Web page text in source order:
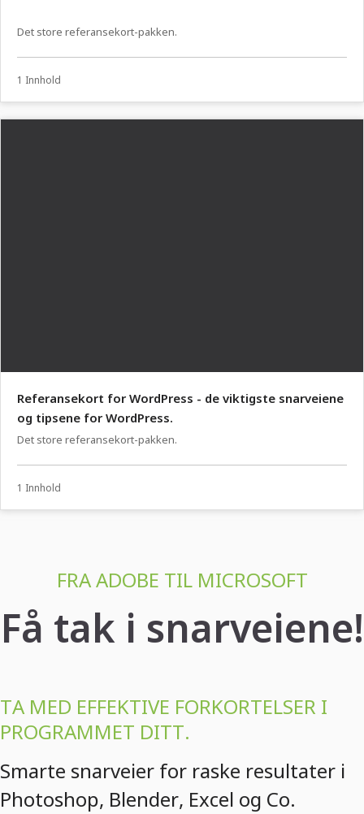
Det store referansekort-pakken.
1 Innhold
Referansekort for WordPress - de viktigste snarveiene
og tipsene for WordPress.
Det store referansekort-pakken.
1 Innhold
FRA ADOBE TIL MICROSOFT
Få tak i snarveiene!
TA MED EFFEKTIVE FORKORTELSER I
PROGRAMMET DITT.
Smarte snarveier for raske resultater i
Photoshop, Blender, Excel og Co.